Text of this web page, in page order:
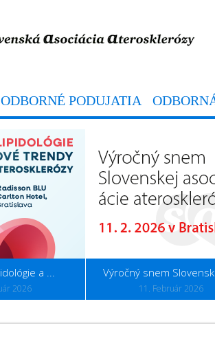
ODBORNÉ PODUJATIA
a ...
2026
Výročný snem
11. Február 2026